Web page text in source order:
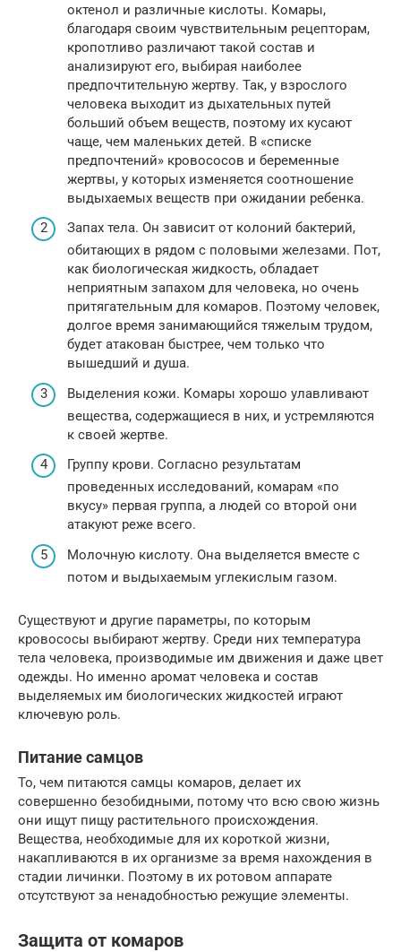
октенол и различные кислоты. Комары,
благодаря своим чувствительным рецепторам,
кропотливо различают такой состав и
анализируют его, выбирая наиболее
предпочтительную жертву. Так, у взрослого
человека выходит из дыхательных путей
больший объем веществ, поэтому их кусают
чаще, чем маленьких детей. В «списке
предпочтений» кровососов и беременные
жертвы, у которых изменяется соотношение
выдыхаемых веществ при ожидании ребенка.
Запах тела. Он зависит от колоний бактерий,
обитающих в рядом с половыми железами. Пот,
как биологическая жидкость, обладает
неприятным запахом для человека, но очень
притягательным для комаров. Поэтому человек,
долгое время занимающийся тяжелым трудом,
будет атакован быстрее, чем только что
вышедший и душа.
Выделения кожи. Комары хорошо улавливают
вещества, содержащиеся в них, и устремляются
к своей жертве.
Группу крови. Согласно результатам
проведенных исследований, комарам «по
вкусу» первая группа, а людей со второй они
атакуют реже всего.
Молочную кислоту. Она выделяется вместе с
потом и выдыхаемым углекислым газом.
Существуют и другие параметры, по которым
кровососы выбирают жертву. Среди них температура
тела человека, производимые им движения и даже цвет
одежды. Но именно аромат человека и состав
выделяемых им биологических жидкостей играют
ключевую роль.
Питание самцов
То, чем питаются самцы комаров, делает их
совершенно безобидными, потому что всю свою жизнь
они ищут пищу растительного происхождения.
Вещества, необходимые для их короткой жизни,
накапливаются в их организме за время нахождения в
стадии личинки. Поэтому в их ротовом аппарате
отсутствуют за ненадобностью режущие элементы.
Защита от комаров